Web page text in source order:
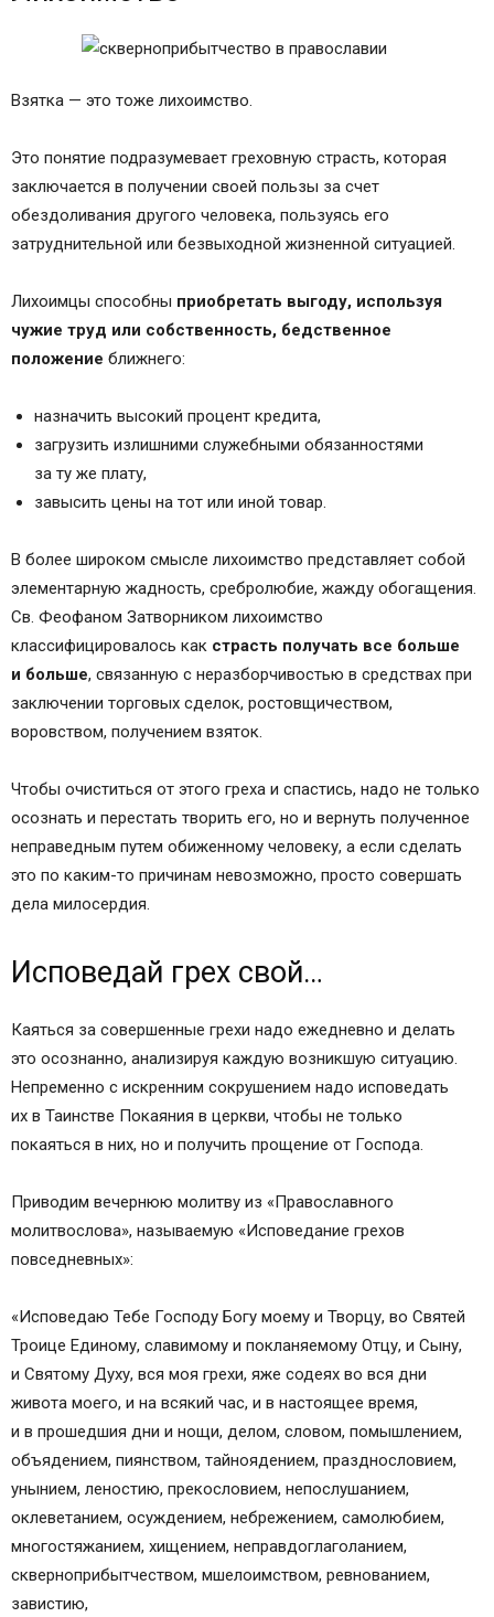
Взятка — это тоже лихоимство.
Это понятие подразумевает греховную страсть, которая
заключается в получении своей пользы за счет
обездоливания другого человека, пользуясь его
затруднительной или безвыходной жизненной ситуацией.
Лихоимцы способны приобретать выгоду, используя
чужие труд или собственность, бедственное
положение ближнего:
назначить высокий процент кредита,
загрузить излишними служебными обязанностями
за ту же плату,
завысить цены на тот или иной товар.
В более широком смысле лихоимство представляет собой
элементарную жадность, сребролюбие, жажду обогащения.
Св. Феофаном Затворником лихоимство
классифицировалось как страсть получать все больше
и больше, связанную с неразборчивостью в средствах при
заключении торговых сделок, ростовщичеством,
воровством, получением взяток.
Чтобы очиститься от этого греха и спастись, надо не только
осознать и перестать творить его, но и вернуть полученное
неправедным путем обиженному человеку, а если сделать
это по каким-то причинам невозможно, просто совершать
дела милосердия.
Исповедай грех свой…
Каяться за совершенные грехи надо ежедневно и делать
это осознанно, анализируя каждую возникшую ситуацию.
Непременно с искренним сокрушением надо исповедать
их в Таинстве Покаяния в церкви, чтобы не только
покаяться в них, но и получить прощение от Господа.
Приводим вечернюю молитву из «Православного
молитвослова», называемую «Исповедание грехов
повседневных»:
«Исповедаю Тебе Господу Богу моему и Творцу, во Святей
Троице Единому, славимому и покланяемому Отцу, и Сыну,
и Святому Духу, вся моя грехи, яже содеях во вся дни
живота моего, и на всякий час, и в настоящее время,
и в прошедшия дни и нощи, делом, словом, помышлением,
объядением, пиянством, тайноядением, празднословием,
унынием, леностию, прекословием, непослушанием,
оклеветанием, осуждением, небрежением, самолюбием,
многостяжанием, хищением, неправдоглаголанием,
скверноприбытчеством, мшелоимством, ревнованием,
завистию,